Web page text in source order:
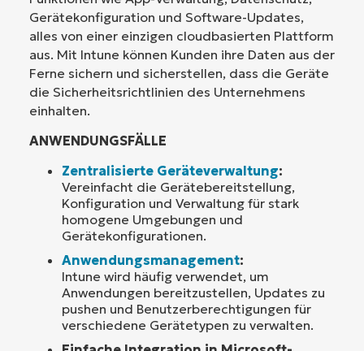
Gerätekonfiguration und Software-Updates,
alles von einer einzigen cloudbasierten Plattform
aus. Mit Intune können Kunden ihre Daten aus der
Ferne sichern und sicherstellen, dass die Geräte
die Sicherheitsrichtlinien des Unternehmens
einhalten.
ANWENDUNGSFÄLLE
Zentralisierte Geräteverwaltung:
Vereinfacht die Gerätebereitstellung,
Konfiguration und Verwaltung für stark
homogene Umgebungen und
Gerätekonfigurationen.
Anwendungsmanagement:
Intune wird häufig verwendet, um
Anwendungen bereitzustellen, Updates zu
pushen und Benutzerberechtigungen für
verschiedene Gerätetypen zu verwalten.